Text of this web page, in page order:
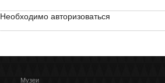
Необходимо авторизоваться
Музеи